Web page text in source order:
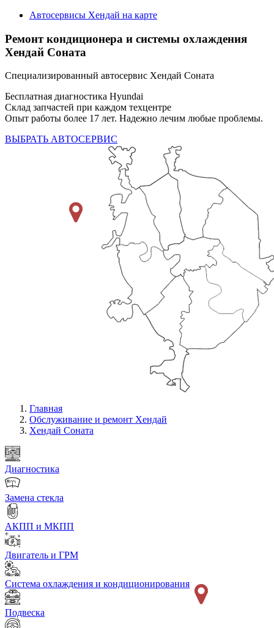
Автосервисы Хендай на карте
Ремонт кондиционера и системы охлаждения
Хендай Соната
Специализированный автосервис Хендай Соната
Бесплатная диагностика Hyundai
Склад запчастей при каждом техцентре
Опыт работы более 17 лет. Надежно лечим любые проблемы.
ВЫБРАТЬ АВТОСЕРВИС
Главная
Обслуживание и ремонт Хендай
Хендай Соната
Диагностика
Замена стекла
АКПП и МКПП
Двигатель и ГРМ
Система охлаждения и кондиционирования
Подвеска